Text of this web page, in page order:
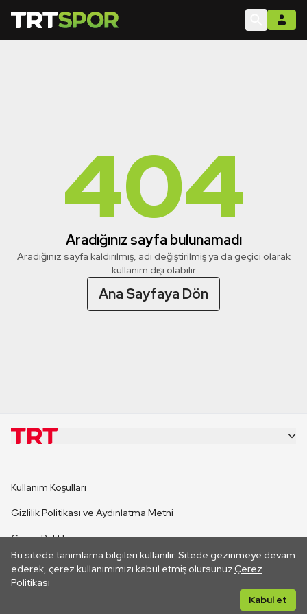
404
Aradığınız sayfa bulunamadı
Aradığınız sayfa kaldırılmış, adı değiştirilmiş ya da geçici olarak
kullanım dışı olabilir
Ana Sayfaya Dön
Bu sitede tanımlama bilgileri kullanılır. Sitede gezinmeye devam
ederek, çerez kullanımımızı kabul etmiş olursunuz.Çerez
Politikası
Kabul et
CANLI YAYINLAR
Kullanım Koşulları
Gizlilik Politikası ve Aydınlatma Metni
Çerez Politikası
İletişim
Her hakkı saklıdır. ©2026 TRT. Bağlantı yoluyla gidilen dış